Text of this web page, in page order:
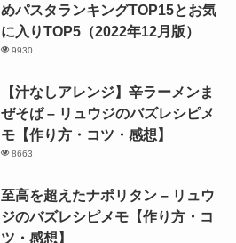
めパスタランキングTOP15とお気
に入りTOP5（2022年12月版）
9930
【汁なしアレンジ】辛ラーメンま
ぜそば – リュウジのバズレシピメ
モ【作り方・コツ・感想】
8663
至高を超えたナポリタン – リュウ
ジのバズレシピメモ【作り方・コ
ツ・感想】